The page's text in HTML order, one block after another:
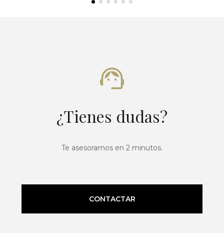
¿Tienes dudas?
Te asesoramos en 2 minutos.
CONTACTAR